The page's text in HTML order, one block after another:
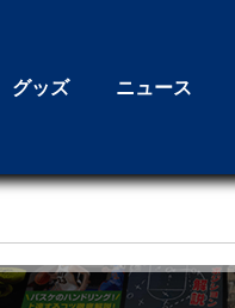
グッズ ニュース